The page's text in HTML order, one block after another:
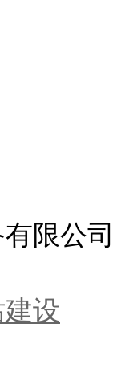
限公
设